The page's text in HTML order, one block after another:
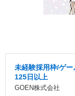
未経験採用枠/ゲ
125日以上
GOEN株式会社